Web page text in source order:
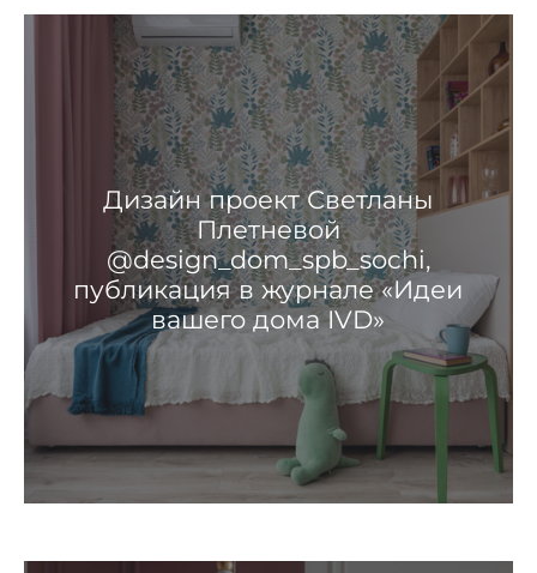
Дизайн проект Светланы
Плетневой
@design_dom_spb_sochi,
публикация в журнале «Идеи
вашего дома IVD»